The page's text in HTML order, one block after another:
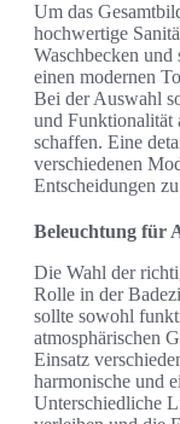
Um das
hochwertige
Waschbecken
einen modernen
Bei der Auswahl
und Funktionalität
schaffen. Eine
verschiedenen
Entscheidungen
Beleuchtung für
Die Wahl der
Rolle in der
sollte sowohl
atmosphärischen
Einsatz
harmonische und
Unterschiedliche